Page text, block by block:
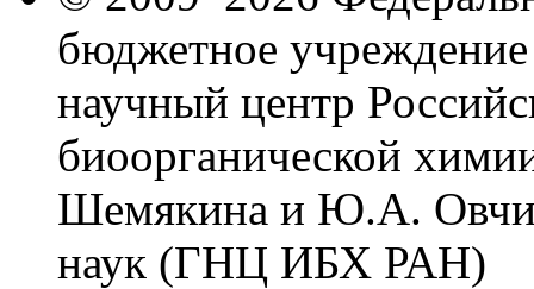
бюджетное
научный центр
биоорганической
Шемякина и Ю.А.
наук (ГНЦ ИБХ РАН)